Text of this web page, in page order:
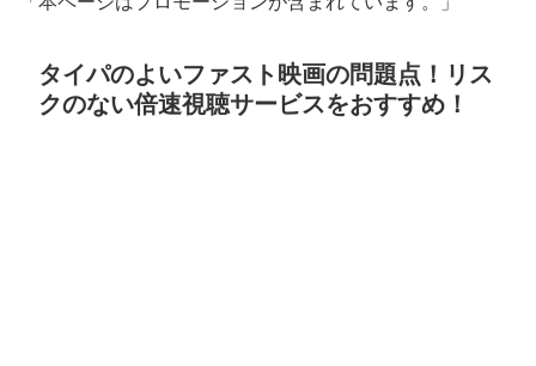
タイパのよいファスト映画の問題点！リス
クのない倍速視聴サービスをおすすめ！